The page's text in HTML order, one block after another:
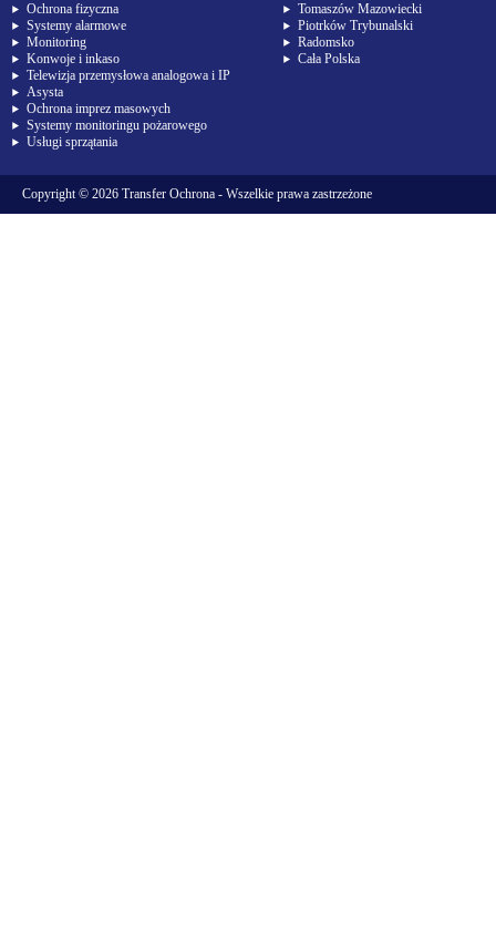
Ochrona fizyczna
Systemy alarmowe
Monitoring
Konwoje i inkaso
Telewizja przemysłowa analogowa i IP
Asysta
Ochrona imprez masowych
Systemy monitoringu pożarowego
Usługi sprzątania
Tomaszów Mazowiecki
Piotrków Trybunalski
Radomsko
Cała Polska
Copyright © 2026 Transfer Ochrona - Wszelkie prawa zastrzeżone